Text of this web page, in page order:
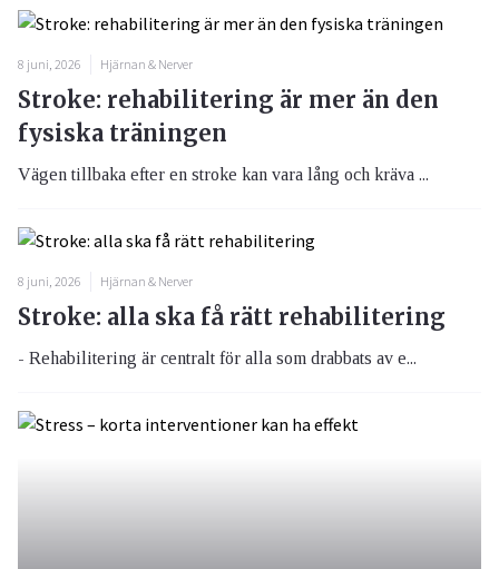
8 juni, 2026 Hjärnan & Nerver
Stroke: rehabilitering är mer än den
fysiska träningen
Vägen tillbaka efter en stroke kan vara lång och kräva ...
8 juni, 2026 Hjärnan & Nerver
Stroke: alla ska få rätt rehabilitering
- Rehabilitering är centralt för alla som drabbats av e...